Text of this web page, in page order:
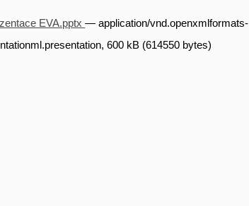
EVA.pptx— application/vnd.openxmlformats-
600 kB (614550 bytes)